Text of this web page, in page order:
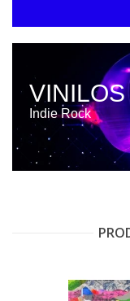
VINILOS
Indie Rock